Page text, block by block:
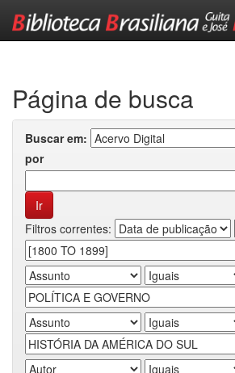
Página de busca
Buscar em:
por
Filtros correntes: